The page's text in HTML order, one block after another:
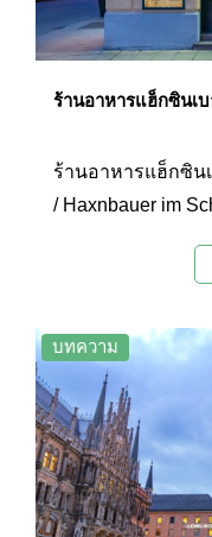
นับแสนคนจากทั่วโ
เกาจึงเป็นอีกหนึ่ง
ที่ควรมาแวะชมสัก
ร้านอาหารแฮ็กซินเบ
ร้านอาหารแฮ็กซินเ
/ Haxnbauer im
เมืองเก่าที่มีอายุนั
ชาวมิวนิคและนักท่
ขึ้นชื่อของที่นี่คือ
หมักด้วยเกลือและ
ก่อนนำไปย่างด้ว
เป็นเอกลักษณ์และ
ใน ด้วยเหตุนี้ร้านอ
บทความ